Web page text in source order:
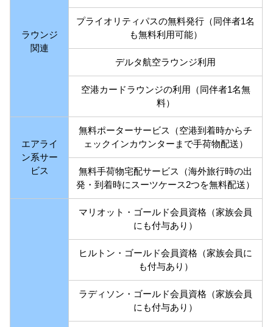
ラウンジ
関連
プライオリティパスの無料発行（同伴者1名
も無料利用可能）
デルタ航空ラウンジ利用
空港カードラウンジの利用（同伴者1名無
料）
エアライ
ン系サー
ビス
無料ポーターサービス（空港到着時からチ
ェックインカウンターまで手荷物配送）
無料手荷物宅配サービス（海外旅行時の出
発・到着時にスーツケース2つを無料配送）
マリオット・ゴールド会員資格（家族会員
にも付与あり）
ヒルトン・ゴールド会員資格（家族会員に
も付与あり）
ラディソン・ゴールド会員資格（家族会員
にも付与あり）